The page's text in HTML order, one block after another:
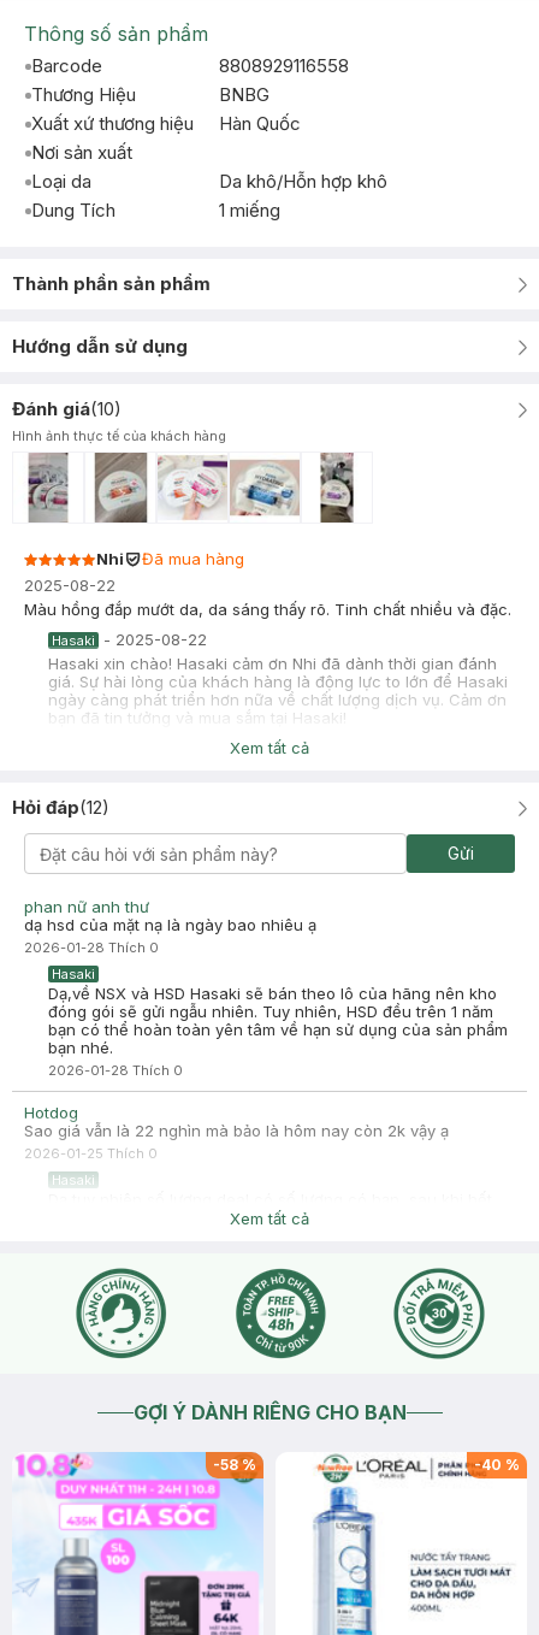
Thông số sản phẩm
Barcode
8808929116558
Thương Hiệu
BNBG
Xuất xứ thương hiệu
Hàn Quốc
Nơi sản xuất
Loại da
Da khô/Hỗn hợp khô
Dung Tích
1 miếng
Thành phần sản phẩm
Hướng dẫn sử dụng
Đánh giá(10)
Hình ảnh thực tế của khách hàng
Nhi
Đã mua hàng
2025-08-22
Màu hồng đắp mướt da, da sáng thấy rõ. Tinh chất nhiều và đặc.
Hasaki - 2025-08-22
Hasaki xin chào! Hasaki cảm ơn Nhi đã dành thời gian đánh
giá. Sự hài lòng của khách hàng là động lực to lớn để Hasaki
ngày càng phát triển hơn nữa về chất lượng dịch vụ. Cảm ơn
bạn đã tin tưởng và mua sắm tại Hasaki!
Đã mua hàng
mình pass 7 miếng như ảnh 17k/miếng miễn ship, mình mua tại
Hasaki -2025-06-29
Hasaki xin chào! Hasaki cảm ơn Minh Trang đã dành thời gian
đánh giá. Sự hài lòng của khách hàng là động lực to lớn để
Hasaki ngày càng phát triển hơn nữa về chất lượng dịch vụ.
Cảm ơn bạn đã tin tưởng và mua sắm tại Hasaki!
Xem tất cả
Hỏi đáp(12)
Gửi
phan nữ anh thư
dạ hsd của mặt nạ là ngày bao nhiêu ạ
2026-01-28 Thích 0
Hasaki
Dạ,về NSX và HSD Hasaki sẽ bán theo lô của hãng nên kho
đóng gói sẽ gửi ngẫu nhiên. Tuy nhiên, HSD đều trên 1 năm
bạn có thể hoàn toàn yên tâm về hạn sử dụng của sản phẩm
bạn nhé.
2026-01-28 Thích 0
Hotdog
Sao giá vẫn là 22 nghìn mà bảo là hôm nay còn 2k vậy ạ
2026-01-25 Thích 0
Hasaki
deal giá sẽ quay về giá gốc ạXem tất cả
GỢI Ý DÀNH RIÊNG CHO BẠN
-58% -40 %